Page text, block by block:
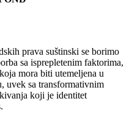
prava suštinski se borimo
sa isprepletenim faktorima,
mora biti utemeljena u
uvek sa transformativnim
koji je identitet